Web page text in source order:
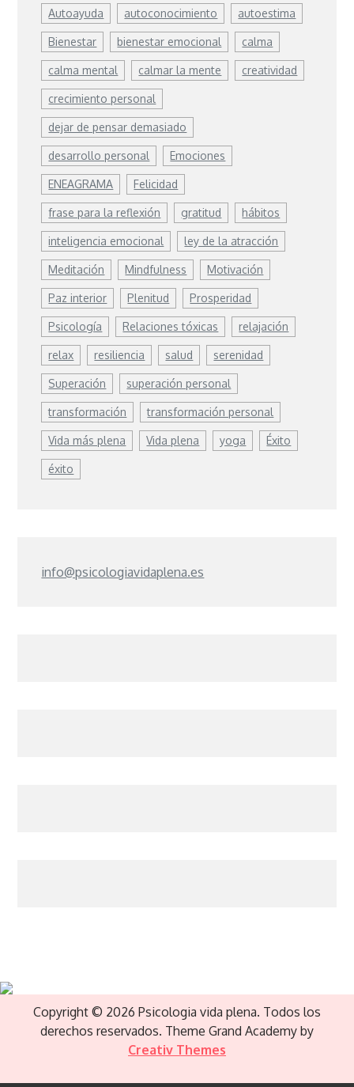
Autoayuda autoconocimiento autoestima
Bienestar bienestar emocional calma
calma mental calmar la mente creatividad
crecimiento personal
dejar de pensar demasiado
desarrollo personal Emociones
ENEAGRAMA Felicidad
frase para la reflexión gratitud hábitos
inteligencia emocional ley de la atracción
Meditación Mindfulness Motivación
Paz interior Plenitud Prosperidad
Psicología Relaciones tóxicas relajación
relax resiliencia salud serenidad
Superación superación personal
transformación transformación personal
Vida más plena Vida plena yoga Éxito
éxito
info@psicologiavidaplena.es
Copyright © 2026 Psicologia vida plena. Todos los
derechos reservados. Theme Grand Academy by
Creativ Themes